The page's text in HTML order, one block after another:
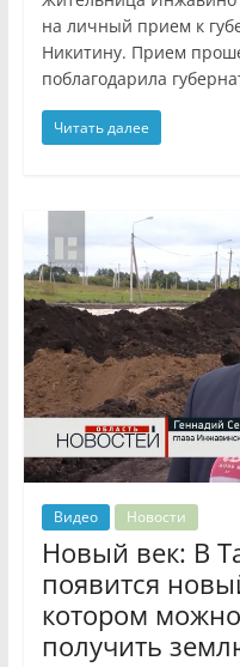
на личный прием к
Никитину. Прием
поблагодарила
Читать далее
Видео Новости
Новый век: В
появится
котором
получить